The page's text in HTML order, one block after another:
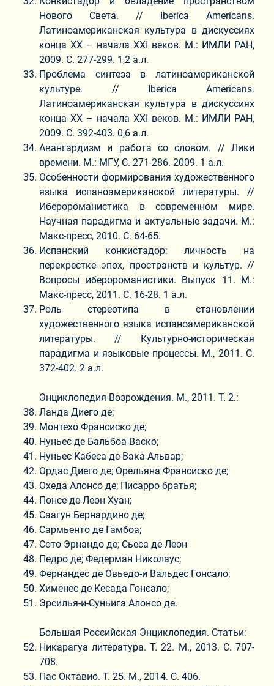
Нового Света. // Iberica Americans.
Латиноамериканская культура в дискуссиях
конца ХХ – начала XXI веков. М.: ИМЛИ РАН,
2009. С. 277-299. 1,2 а.л.
Проблема синтеза в латиноамериканской
культуре. // Iberica Americans.
Латиноамериканская культура в дискуссиях
конца ХХ – начала XXI веков. М.: ИМЛИ РАН,
2009. С. 392-403. 0,6 а.л.
Авангардизм и работа со словом. // Лики
времени. М.: МГУ, С. 271-286. 2009. 1 а.л.
Особенности формирования художественного
языка испаноамериканской литературы. //
Иберороманистика в современном мире.
Научная парадигма и актуальные задачи. М.:
Макс-пресс, 2010. С. 64-65.
Испанский конкистадор: личность на
перекрестке эпох, пространств и культур. //
Вопросы иберороманистики. Выпуск 11. М.:
Макс-пресс, 2011. С. 16-28. 1 а.л.
Роль стереотипа в становлении
художественного языка испаноамериканской
литературы. // Культурно-историческая
парадигма и языковые процессы. М., 2011. С.
372-402. 2 а.л.
Энциклопедия Возрождения. М., 2011. Т. 2.:
Ланда Диего де;
Монтехо Франсиско де;
Нуньес де Бальбоа Васко;
Нуньес Кабеса де Вака Альвар;
Ордас Диего де; Орельяна Франсиско де;
Охеда Алонсо де; Писарро братья;
Понсе де Леон Хуан;
Саагун Бернардино де;
Сармьенто де Гамбоа;
Сото Эрнандо де; Сьеса де Леон
Педро де; Федерман Николаус;
Фернандес де Овьедо-и Вальдес Гонсало;
Хименес де Кесада Гонсало;
Эрсилья-и-Суньига Алонсо де.
Большая Российская Энциклопедия. Статьи:
Никарагуа литература. Т. 22. М., 2013. С. 707-
708.
Пас Октавио. Т. 25. М., 2014. С. 406.